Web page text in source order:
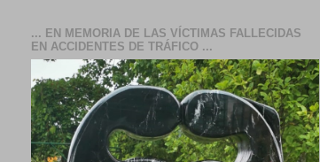
... EN MEMORIA DE LAS VÍCTIMAS FALLECIDAS
EN ACCIDENTES DE TRÁFICO ...